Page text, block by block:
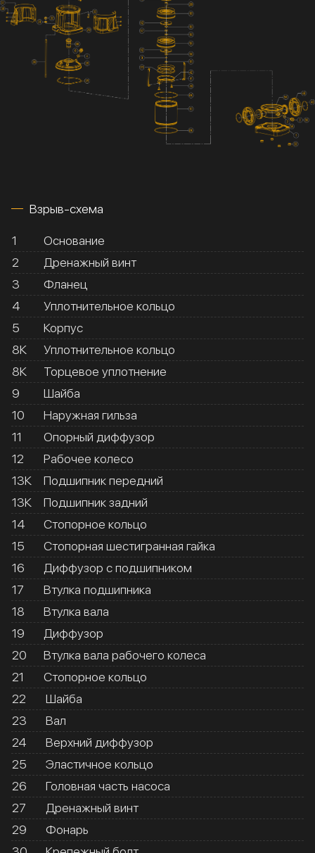
Взрыв-схема
1
Основание
2
Дренажный винт
3
Фланец
4
Уплотнительное кольцо
5
Корпус
8К
Уплотнительное кольцо
8К
Торцевое уплотнение
9
Шайба
10
Наружная гильза
11
Опорный диффузор
12
Рабочее колесо
13К
Подшипник передний
13К
Подшипник задний
14
Стопорное кольцо
15
Стопорная шестигранная гайка
16
Диффузор с подшипником
17
Втулка подшипника
18
Втулка вала
19
Диффузор
20
Втулка вала рабочего колеса
21
Стопорное кольцо
22
Шайба
23
Вал
24
Верхний диффузор
25
Эластичное кольцо
26
Головная часть насоса
27
Дренажный винт
29
Фонарь